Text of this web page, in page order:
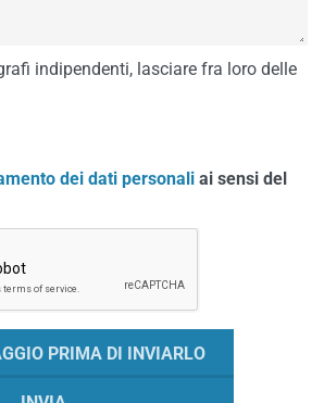
indipendenti, lasciare fra loro delle
dei dati personali ai sensi del